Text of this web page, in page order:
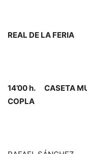
REAL DE LA FERIA
14’00 h. CASETA
COPLA